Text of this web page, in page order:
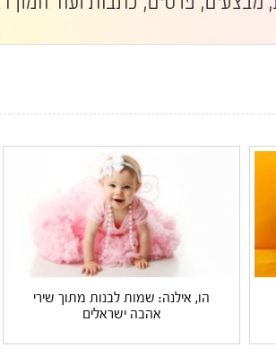
הו, אילנה: שמות לבנות מתוך שירי
אהבה ישראלים